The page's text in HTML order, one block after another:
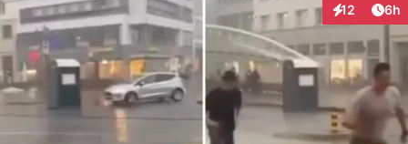
12
Interaktionen
6h